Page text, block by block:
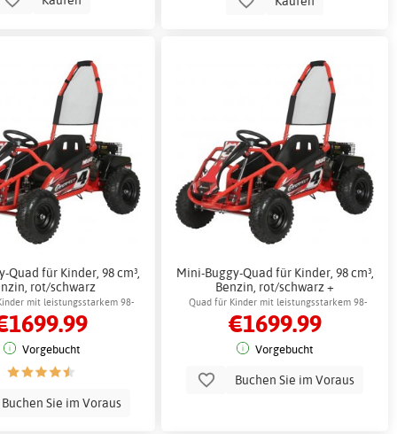
Quad für Kinder, 98 cm³,
rot/schwarz
mit leistungsstarkem 98-
cm³-Motor
Vorgebucht
Buchen Sie im Voraus
Mini-Buggy-Quad für Kinder, 98 cm³,
Benzin, rot/schwarz +
Reflektierendes Geschirr
Quad für Kinder mit leistungsstarkem 98-
cm³-Motor
€1699.99
Vorgebucht
Buchen Sie im Voraus